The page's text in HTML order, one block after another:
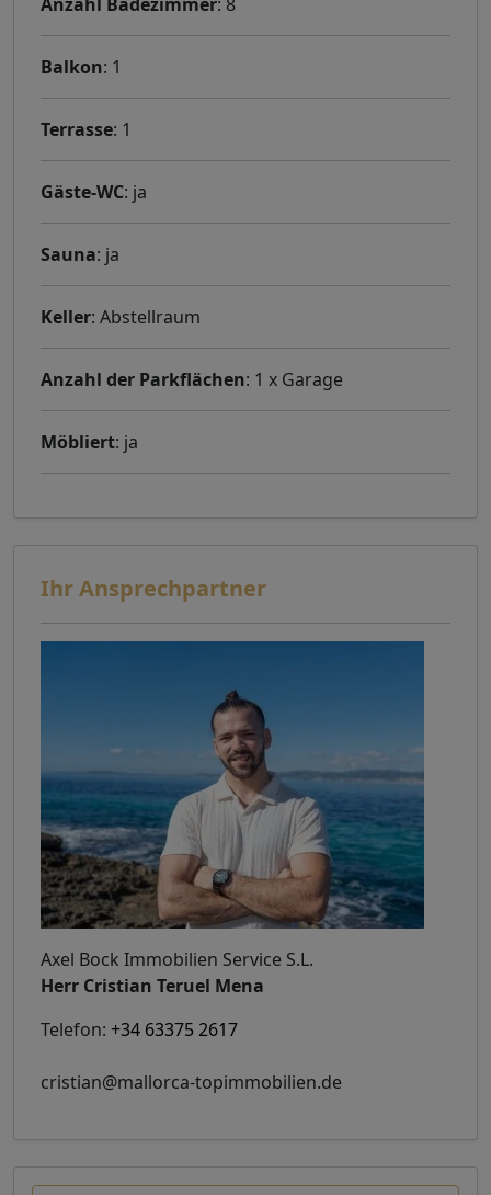
Balkon: 1
Terrasse: 1
Gäste-WC: ja
Sauna: ja
Keller: Abstellraum
Anzahl der Parkflächen: 1 x Garage
Möbliert: ja
Ihr Ansprechpartner
Axel Bock Immobilien Service S.L.
Herr Cristian Teruel Mena
Telefon: +34 63375 2617
cristian@mallorca-topimmobilien.de